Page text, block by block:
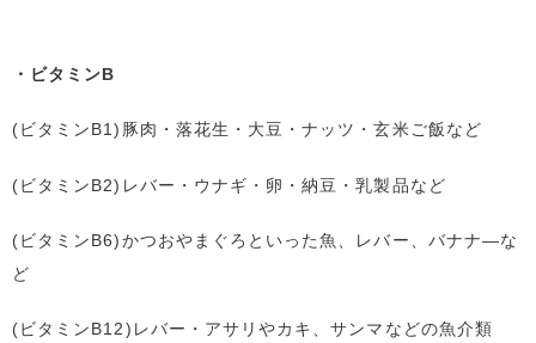
・ビタミンB
(ビタミンB1)豚肉・落花生・大豆・ナッツ・玄米ご飯など
(ビタミンB2)レバー・ウナギ・卵・納豆・乳製品など
(ビタミンB6)かつおやまぐろといった魚、レバー、バナナ―な
ど
(ビタミンB12)レバー・アサリやカキ、サンマなどの魚介類